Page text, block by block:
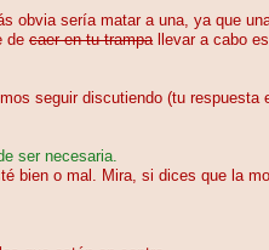
obvia sería matar a una, ya que
de caer en tu trampallevar a cabo
seguir discutiendo (tu respuesta
ser necesaria.
bien o mal. Mira, si dices que la